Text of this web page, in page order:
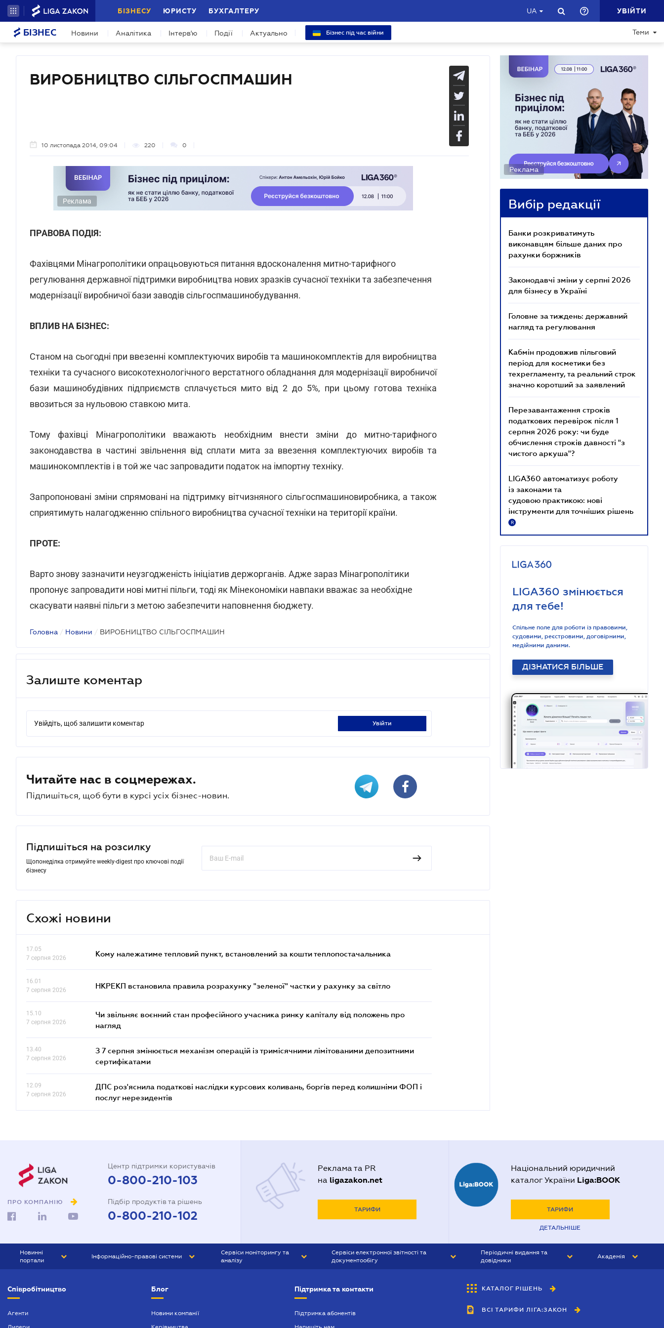
БІЗНЕСУ ЮРИСТУ БУХГАЛТЕРУ UA УВІЙТИ
БІЗНЕС Новини Аналітика Інтерв'ю Події Актуально Бізнес під час війни Теми
ВИРОБНИЦТВО СІЛЬГОСПМАШИН
10 листопада 2014, 09:04 220 0
Реклама
ПРАВОВА ПОДІЯ:
Фахівцями Мінагрополітики опрацьовуються питання вдосконалення митно-тарифного
регулювання державної підтримки виробництва нових зразків сучасної техніки та забезпечення
модернізації виробничої бази заводів сільгоспмашинобудування.
ВПЛИВ НА БІЗНЕС:
Станом на сьогодні при ввезенні комплектуючих виробів та машинокомплектів для виробництва
техніки та сучасного високотехнологічного верстатного обладнання для модернізації виробничої
бази машинобудівних підприємств сплачується мито від 2 до 5%, при цьому готова техніка
ввозиться за нульовою ставкою мита.
Тому фахівці Мінагрополітики вважають необхідним внести зміни до митно-тарифного
законодавства в частині звільнення від сплати мита за ввезення комплектуючих виробів та
машинокомплектів і в той же час запровадити податок на імпортну техніку.
Запропоновані зміни спрямовані на підтримку вітчизняного сільгоспмашиновиробника, а також
сприятимуть налагодженню спільного виробництва сучасної техніки на території країни.
ПРОТЕ:
Варто знову зазначити неузгодженість ініціатив держорганів. Адже зараз Мінагрополітики
пропонує запровадити нові митні пільги, тоді як Мінекономіки навпаки вважає за необхідне
скасувати наявні пільги з метою забезпечити наповнення бюджету.
Головна / Новини / ВИРОБНИЦТВО СІЛЬГОСПМАШИН
Залиште коментар
Увійдіть, щоб залишити коментар увійти
Читайте нас в соцмережах.
Підпишіться, щоб бути в курсі усіх бізнес-новин.
Підпишіться на розсилку
Щопонеділка отримуйте weekly-digest про ключові події
бізнесу
Схожі новини
17.05
7 серпня 2026
Кому належатиме тепловий пункт, встановлений за кошти теплопостачальника
16.01
7 серпня 2026
НКРЕКП встановила правила розрахунку "зеленої" частки у рахунку за світло
15.10
7 серпня 2026
Чи звільняє воєнний стан професійного учасника ринку капіталу від положень про
нагляд
13.40
7 серпня 2026
З 7 серпня змінюється механізм операцій із тримісячними лімітованими депозитними
сертифікатами
12.09
7 серпня 2026
ДПС роз'яснила податкові наслідки курсових коливань, боргів перед колишніми ФОП і
послуг нерезидентів
Реклама
Вибір редакції
Банки розкриватимуть
виконавцям більше даних про
рахунки боржників
Законодавчі зміни у серпні 2026
для бізнесу в Україні
Головне за тиждень: державний
нагляд та регулювання
Кабмін продовжив пільговий
період для косметики без
техрегламенту, та реальний строк
значно коротший за заявлений
Перезавантаження строків
податкових перевірок після 1
серпня 2026 року: чи буде
обчислення строків давності "з
чистого аркуша"?
LIGA360 автоматизує роботу
із законами та
судовою практикою: нові
інструменти для точніших рішень
R
LIGA360 змінюється
для тебе!
Спільне поле для роботи із правовими,
судовими, реєстровими, договірними,
медійними даними.
ДІЗНАТИСЯ БІЛЬШЕ
ПРО КОМПАНІЮ
Центр підтримки користувачів
0-800-210-103
Підбір продуктів та рішень
0-800-210-102
Реклама та PR
на ligazakon.net
ТАРИФИ
Національний юридичний
каталог України Liga:BOOK
ТАРИФИ
ДЕТАЛЬНІШЕ
Новинні
портали
БІЗНЕС
Інформаційно-правові системи
Сервіси моніторингу та
аналізу
Сервіси електронної звітності та
документообігу
Періодичні видання та
довідники
БУХГАЛТЕР&ЗАКОН
ВІСНИК МСФЗ
Академія
Співробітництво
Агенти
Блог
Новини компанії
Підтримка та контакти
Підтримка абонентів
КАТАЛОГ РІШЕНЬ
ВСІ ТАРИФИ ЛІГА:ЗАКОН